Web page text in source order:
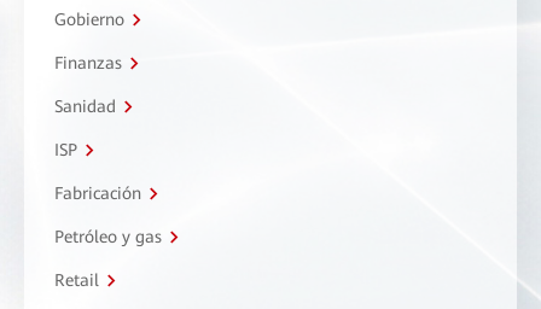
Gobierno
Finanzas
Sanidad
ISP
Fabricación
Petróleo y gas
Retail